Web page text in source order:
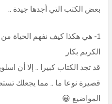
بعض الكتب التي أجدها جيدة ..
1- هي هكذا كيف نفهم الحياة
الكريم بكار
قد تجد الكتاب كبيرا .. إلا أن
قصيرة نوعا ما .. مما يجعلك
المواضيع 😀